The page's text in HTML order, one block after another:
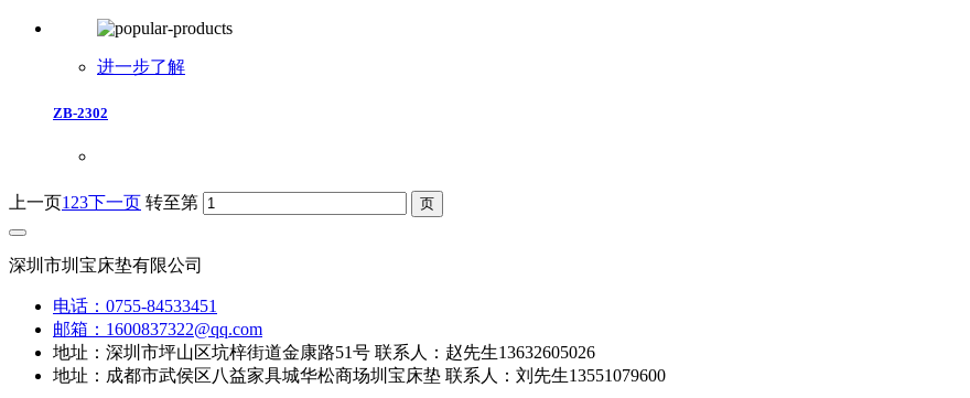
进一步了解
ZB-2302
上一页1 23下一页 转至第
深圳市圳宝床垫有限公司
电话：0755-84533451
邮箱：1600837322@qq.com
地址：深圳市坪山区坑梓街道金康路51号 联系人：赵先生13632605026
地址：成都市武侯区八益家具城华松商场圳宝床垫 联系人：刘先生13551079600